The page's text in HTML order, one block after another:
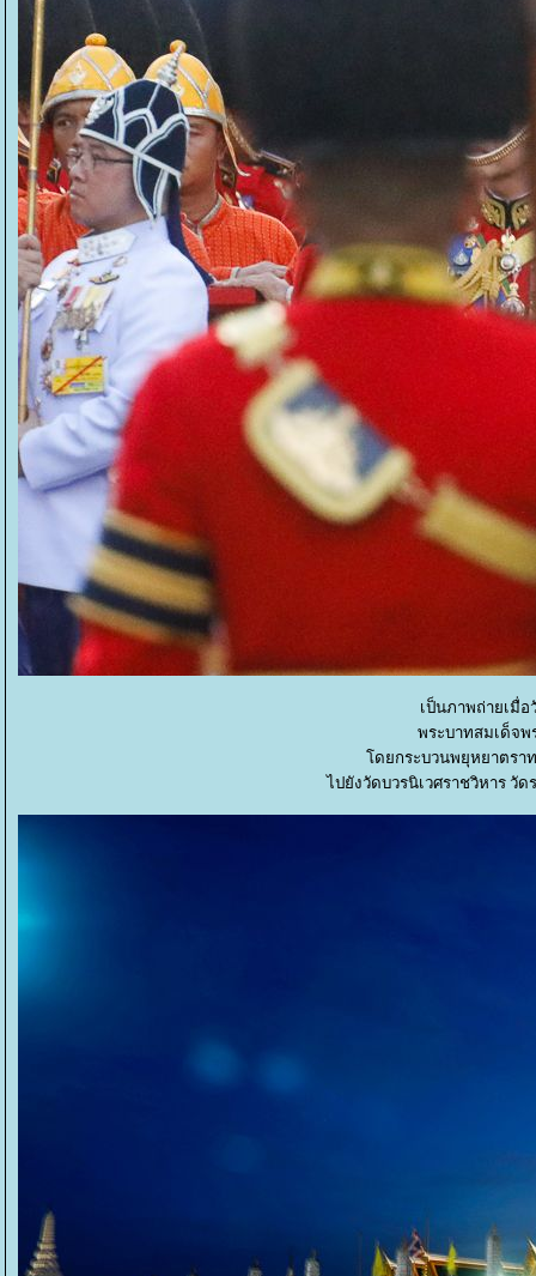
เป็นภาพถ่ายเมื่อ
พระบาทสมเด็จพ
ดยกระบวนพยุหยาตรา
ไปยังวัดบวรนิเวศราชวิหาร วั